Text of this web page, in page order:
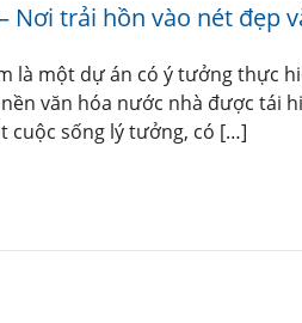
Nơi trải hồn vào nét đẹp
là một dự án có ý tưởng thực
văn hóa nước nhà được tái
cuộc sống lý tưởng, có […]